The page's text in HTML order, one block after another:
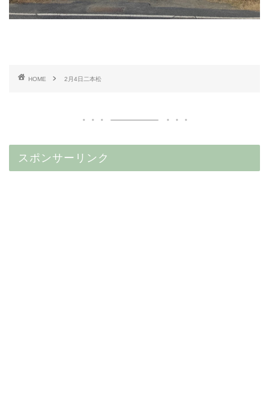
HOME 2月4日二本松
スポンサーリンク